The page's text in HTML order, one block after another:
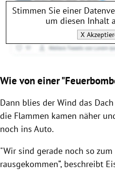
Stimmen Sie einer
um diesen Inhalt
X
Wie von einer
Dann blies der Wind das
die Flammen kamen näher
noch ins Auto.
"Wir sind gerade noch so zum
rausgekommen“, beschreibt